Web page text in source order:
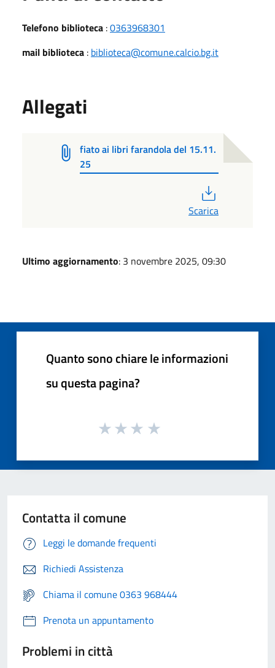
Telefono biblioteca :0363968301
mail biblioteca : biblioteca@comune.calcio.bg.it
Allegati
fiato ai libri farandola del 15.11.
25
Scarica
Ultimo aggiornamento: 3 novembre 2025, 09:30
Quanto sono chiare le informazioni
su questa pagina?
Contatta il comune
Leggi le domande frequenti
Richiedi Assistenza
Chiama il comune 0363 968444
Prenota un appuntamento
Problemi in città